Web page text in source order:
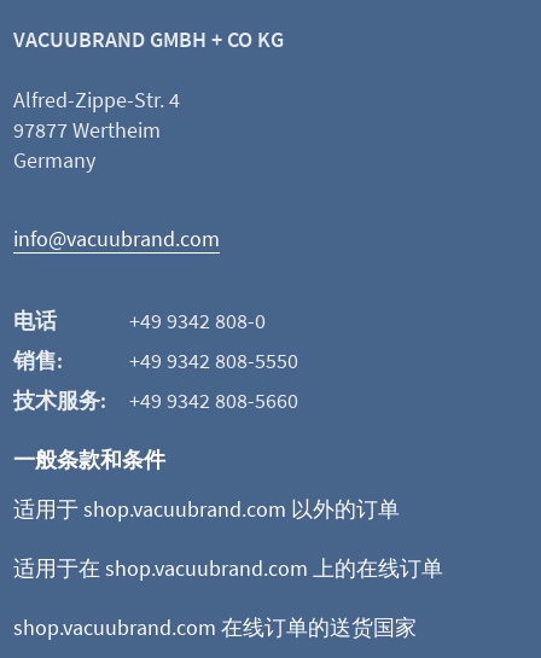
这可能也是您感兴趣的
VACUUBRAND GMBH + CO KG
Alfred-Zippe-Str. 4
97877 Wertheim
Germany
info@vacuubrand.com
电话
+49 9342 808-0
销售:
+49 9342 808-5550
技术服务:
+49 9342 808-5660
一般条款和条件
适用于 shop.vacuubrand.com 以外的订单
适用于在 shop.vacuubrand.com 上的在线订单
shop.vacuubrand.com 在线订单的送货国家